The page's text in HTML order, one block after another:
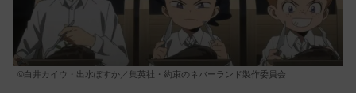
©白井カイウ・出水ぽすか／集英社・約束のネバーランド製作委員会